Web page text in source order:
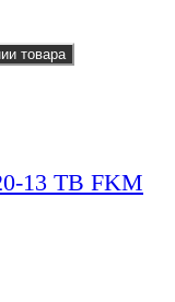
товара
13 TB FKM